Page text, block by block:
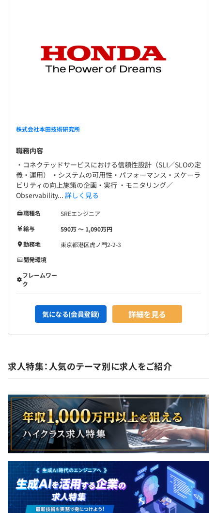
株式会社本田技術研究所
職務内容
・コネクテッドサービスにおける信頼性設計（SLI／SLOの定
義・運用） ・システムの可用性・パフォーマンス・スケーラ
ビリティの向上施策の企画・実行 ・モニタリング／
Observability... 詳しく見る
職種名
SREエンジニア
給与
590万 〜 1,090万円
勤務地
東京都港区虎ノ門2-2-3
開発環境
フレームワー
ク
気になる(会員登録) 詳細を見る
求人特集：人気のテーマ別に求人をご紹介